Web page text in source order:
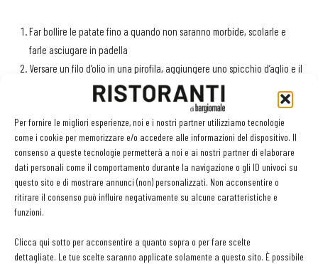
Per fornire le migliori esperienze, noi e i nostri partner utilizziamo tecnologie
come i cookie per memorizzare e/o accedere alle informazioni del dispositivo. Il
consenso a queste tecnologie permetterà a noi e ai nostri partner di elaborare
dati personali come il comportamento durante la navigazione o gli ID univoci su
questo sito e di mostrare annunci (non) personalizzati. Non acconsentire o
ritirare il consenso può influire negativamente su alcune caratteristiche e
funzioni.
Clicca qui sotto per acconsentire a quanto sopra o per fare scelte
dettagliate. Le tue scelte saranno applicate solamente a questo sito. È possibile
Far bollire le patate fino a quando non saranno morbide, scolarle e
farle asciugare in padella
Versare un filo d’olio in una pirofila, aggiungere uno spicchio d’aglio e il
Infornare a 120°C per circa 15-20 minuti
Mescolare il baccalà con le patate e aggiungere un filo d’olio, il burro,
sale e pepe
Per i bignè, mescolare gli ingredienti secchi con un robot da cucina
Scaldare l’acqua e sciogliervi il lievito di birra fino a quando non
raggiunge i 40°C
Mescolare il liquido con gli ingredienti secchi nel robot e aggiungere
Avvolgere l’impasto con pellicola da cucina e lasciar riposare per circa